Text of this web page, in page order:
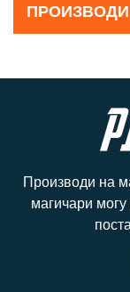
ПРОИЗВОДИ
Производи на
магичари могу